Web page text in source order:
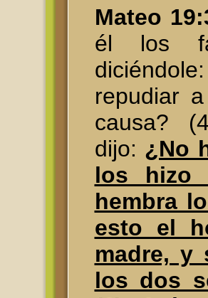
Mateo
él los
repudiar
causa?
dijo: ¿No
los hizo
hembra
esto el
madre, y
los dos